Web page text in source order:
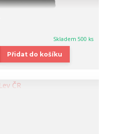
Skladem 500 ks
Přidat do košíku